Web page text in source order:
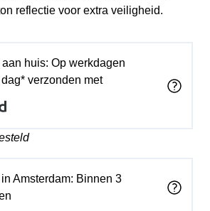
reflectie voor extra veiligheid.
aan huis: Op werkdagen
verzonden met
Amsterdam: Binnen 3